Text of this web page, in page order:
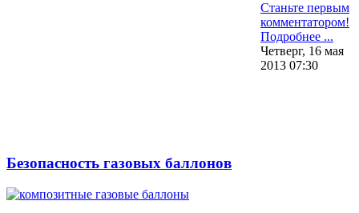
Станьте первым
комментатором!
Подробнее ...
Четверг, 16 мая
2013 07:30
Безопасность газовых баллонов